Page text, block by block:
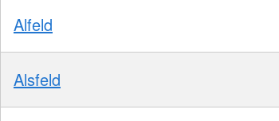
Alfeld
Alsfeld